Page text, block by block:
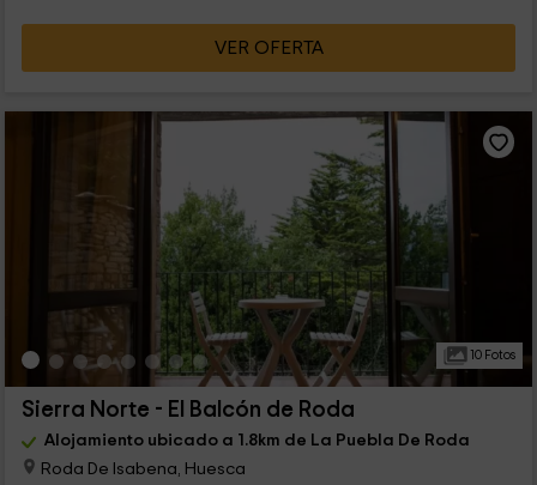
VER OFERTA
10 Fotos
Sierra Norte - El Balcón de Roda
Alojamiento ubicado a 1.8km de La Puebla De Roda
Roda De Isabena, Huesca